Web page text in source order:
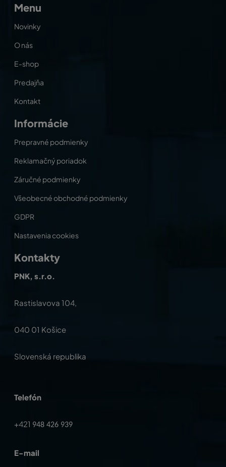
Menu
Novinky
O nás
E-shop
Predajňa
Kontakt
Informácie
Prepravné podmienky
Reklamačný poriadok
Záručné podmienky
Všeobecné obchodné podmienky
GDPR
Nastavenia cookies
Kontakty
PNK, s.r.o.
Rastislavova 104,
040 01 Košice
Slovenská republika
Telefón
+421 948 426 939
E-mail